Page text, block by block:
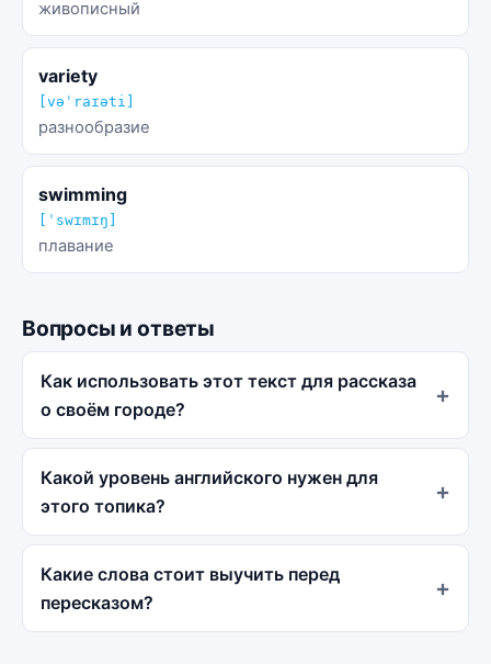
живописный
variety
[vəˈraɪəti]
разнообразие
swimming
[ˈswɪmɪŋ]
плавание
Вопросы и ответы
Как использовать этот текст для рассказа
о своём городе?
Какой уровень английского нужен для
этого топика?
Какие слова стоит выучить перед
пересказом?